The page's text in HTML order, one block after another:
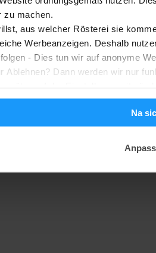
zu machen.
aus welcher Rösterei sie
Werbeanzeigen. Deshalb
- Dies tun wir auf anonyme
Ablehnen? Dann werden wir nur
Na
neue Kamerafamilie im Überblick
- 1. August 2026